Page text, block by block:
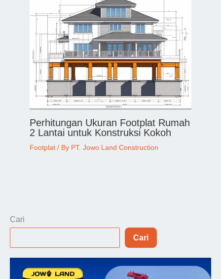
Perhitungan Ukuran Footplat Rumah
2 Lantai untuk Konstruksi Kokoh
Footplat / By PT. Jowo Land Construction
Cari
Cari